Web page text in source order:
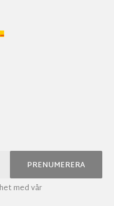
PRENUMERERA
med vår